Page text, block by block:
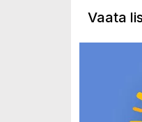
Vaata